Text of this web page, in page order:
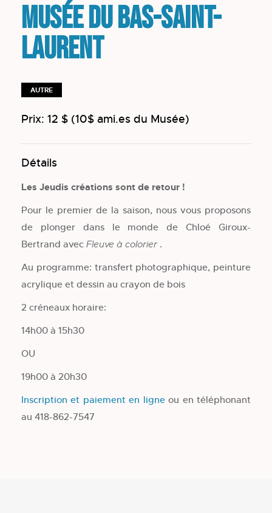
Musée du Bas-Saint-
Laurent
AUTRE
Prix: 12 $ (10$ ami.es du Musée)
Détails
Les Jeudis créations sont de retour !
Pour le premier de la saison, nous vous proposons
de plonger dans le monde de Chloé Giroux-
Bertrand avec Fleuve à colorier .
Au programme: transfert photographique, peinture
acrylique et dessin au crayon de bois
2 créneaux horaire:
14h00 à 15h30
OU
19h00 à 20h30
Inscription et paiement en ligneou en téléphonant
au 418-862-7547